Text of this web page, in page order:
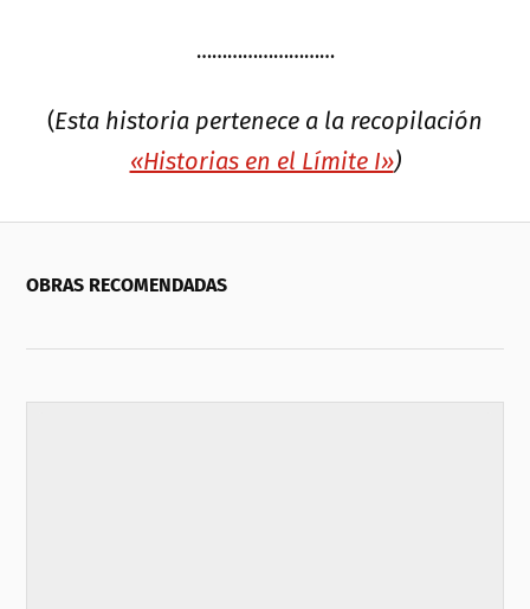
………………………
(Esta historia pertenece a la recopilación
«Historias en el Límite I»)
OBRAS RECOMENDADAS